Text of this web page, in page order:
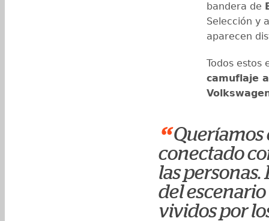
bandera de
Selección y
aparecen
Todos estos
camuflaje
“ Queríamos
conectado
las
del
vividos por